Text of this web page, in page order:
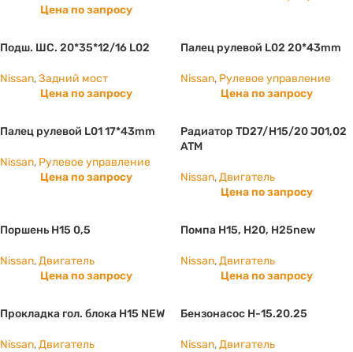
Цена по запросу
Подш. ШС. 20*35*12/16 L02
Nissan,Задний мост
Цена по запросу
Палец рулевой L02 20*43mm
Nissan, Рулевое управление
Цена по запросу
Палец рулевой L01 17*43mm
Nissan, Рулевое управление
Цена по запросу
Радиатор TD27/H15/20 J01,02
ATM
Nissan,Двигатель
Цена по запросу
Поршень H15 0,5
Nissan,Двигатель
Цена по запросу
Помпа H15, Н20, Н25new
Nissan,Двигатель
Цена по запросу
Прокладка гол. блока H15 NEW
Nissan,Двигатель
Бензонасос H-15.20.25
Nissan,Двигатель